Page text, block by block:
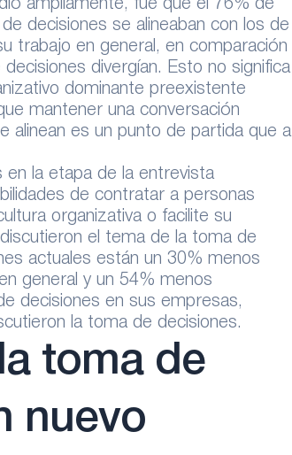
ampliamente, fue que el 76% de
decisiones se alineaban con los de
trabajo en general, en comparación
divergían. Esto no significa
dominante preexistente
mantener una conversación
alinean es un punto de partida que a
en la etapa de la entrevista
de contratar a personas
organizativa o facilite su
el tema de la toma de
actuales están un 30% menos
general y un 54% menos
decisiones en sus empresas,
la toma de decisiones.
toma de
nuevo